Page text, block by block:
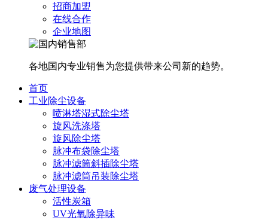
招商加盟
在线合作
企业地图
各地国内专业销售为您提供带来公司新的趋势。
首页
工业除尘设备
喷淋塔湿式除尘塔
旋风洗涤塔
旋风除尘塔
脉冲布袋除尘塔
脉冲滤筒斜插除尘塔
脉冲滤筒吊装除尘塔
废气处理设备
活性炭箱
UV光氧除异味